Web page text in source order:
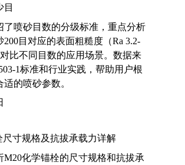
目
了喷砂目数的分级标准，重点分析
200目对应的表面粗糙度（Ra 3.2-
比不同目数的应用场景。数据来
1标准和行业实践，帮助用户根
的喷砂参数。
尺寸规格及抗拔承载力详解
M20化学锚栓的尺寸规格和抗拔承